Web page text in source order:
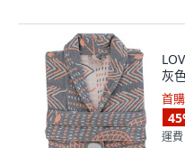
灰
首
45
運